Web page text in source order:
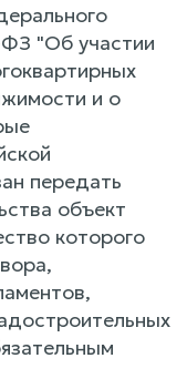
"Об участии
и о
передать
объект
которого